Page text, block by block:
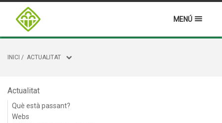
MENÚ
INICI / ACTUALITAT
Actualitat
Què està passant?
Webs